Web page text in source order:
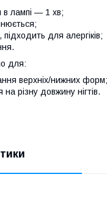
в лампі — 1 хв;
для алергіків;
для:
верхніх/нижних форм;
на різну довжину нігтів.